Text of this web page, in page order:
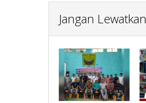
Jangan Lewatkan